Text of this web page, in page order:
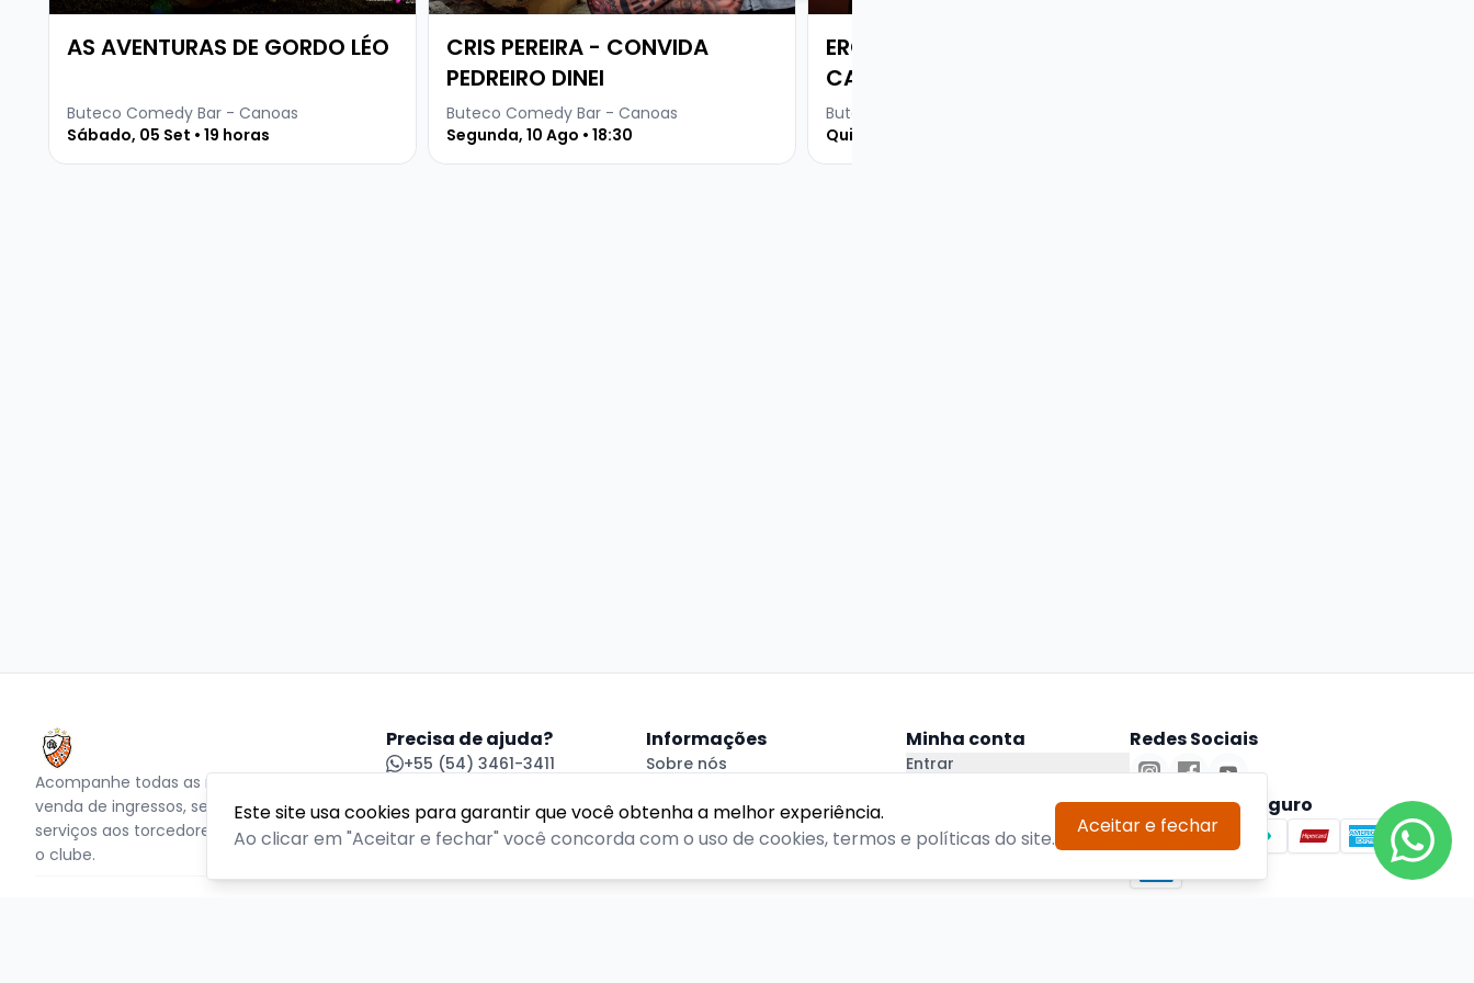
Este site usa cookies para garantir que você obtenha a melhor experiência.
Ao clicar em "Aceitar e fechar" você concorda com o uso de cookies, termos e políticas do site.
Aceitar e fechar
AS AVENTURAS DE GORDO LÉO
Buteco Comedy Bar - Canoas
Sábado, 05 Set • 19 horas
CRIS PEREIRA - CONVIDA
PEDREIRO DINEI
Buteco Comedy Bar - Canoas
Segunda, 10 Ago • 18:30
EROS PRADO - DIÁRIO DE UM
CASADO
Buteco Comedy Bar - Canoas
Quinta, 13 Ago • 19 horas
Acompanhe todas as notícias sobre o time,
venda de ingressos, serviços aos sócios,
serviços aos torcedores e informações sobre
o clube.
Precisa de ajuda?
+55 (54) 3461-3411
Central de Ajuda
Informações
Sobre nós
Termos de Uso
Minha conta
Entrar
Redes Sociais
Pagamento Seguro